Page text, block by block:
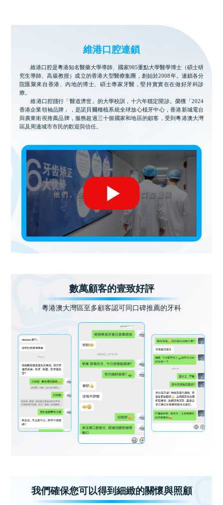
維港口腔連鎖
維港口腔是粵港知名醫藥大學導師、國家985重點大學醫學博士（碩士研
究生導師、高級教授）成立的香港大型醫療集團，創始於2008年。連鎖各分
院匯聚來自香港、內地的博士、碩士專家牙醫，堅持實實在在做好牙科診
療。
維港口腔踐行「醫道濟世」的大學校訓，十六年穩定開診。榮獲「2024
香港企業領袖品牌」，是諾貝爾種植系統全球放心植牙中心，香港新城電台
與廣東衛視推薦品牌，服務超過三十個國家和地區的顧客，受到粵港澳大灣
區及周邊城市市民的歡迎與信任。
數萬顧客的壹致好評
粵港澳大灣區至多顧客認可同口碑推薦的牙科
我們確保您可以得到細緻的關懷與照顧